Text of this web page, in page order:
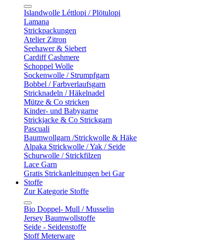
Islandwolle Léttlopi / Plötulopi
Lamana
Strickpackungen
Atelier Zitron
Seehawer & Siebert
Cardiff Cashmere
Schoppel Wolle
Sockenwolle / Strumpfgarn
Bobbel / Farbverlaufsgarn
Stricknadeln / Häkelnadel
Mütze & Co stricken
Kinder- und Babygarne
Strickjacke & Co Strickgarn
Pascuali
Baumwollgarn /Strickwolle & Häke
Alpaka Strickwolle / Yak / Seide
Schurwolle / Strickfilzen
Lace Garn
Gratis Strickanleitungen bei Gar
Stoffe
Zur Kategorie Stoffe
Bio Doppel- Mull / Musselin
Jersey Baumwollstoffe
Seide - Seidenstoffe
Stoff Meterware